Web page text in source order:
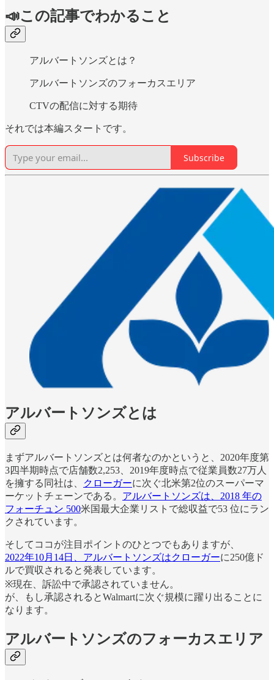
📣この記事でわかること
アルバートソンズとは？
アルバートソンズのフォーカスエリア
CTVの配信に対する期待
それでは本編スタートです。
Subscribe
アルバートソンズとは
まずアルバートソンズとは何者なのかというと、2020年度第
3四半期時点で店舗数2,253、2019年度時点で従業員数27万人
を擁する同社は、
クローガーに次ぐ北米第2位のスーパーマ
ーケットチェーンである。 アルバートソンズは、2018 年の
フォーチュン 500米国最大企業リストで総収益で53 位にラン
クされています。
そしてココが注目ポイントのひとつでもありますが、
2022年10月14日、アルバートソンズはクローガーに250億ド
ルで買収されると発表しています。
※現在、訴訟中で承認されていません。
が、もし承認されるとWalmartに次ぐ規模に躍り出ることに
なります。
アルバートソンズのフォーカスエリア